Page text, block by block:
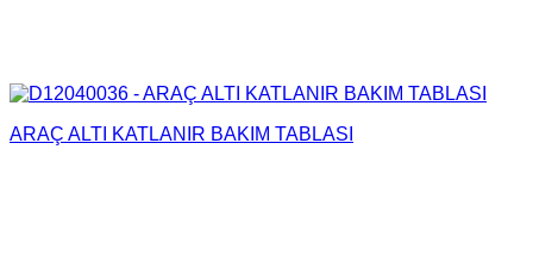
ARAÇ ALTI KATLANIR BAKIM TABLASI